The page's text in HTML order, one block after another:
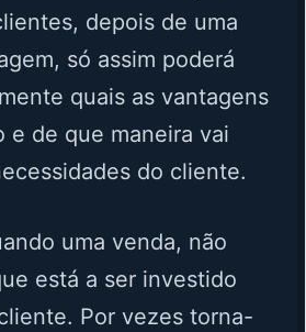
depois de uma
só assim poderá
quais as vantagens
e de que maneira vai
do cliente.
uma venda, não
está a ser investido
Por vezes torna-